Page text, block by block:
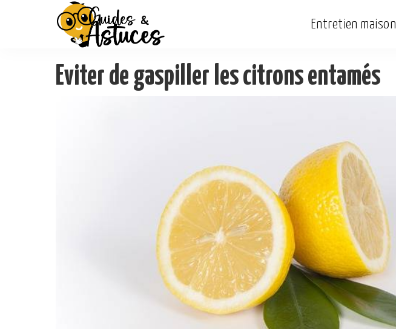
Entretien maison
Eviter de gaspiller les citrons entamés